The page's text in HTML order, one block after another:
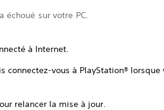
sur votre PC.
à Internet.
connectez-vous à PlayStation® lorsque
relancer la mise à jour.